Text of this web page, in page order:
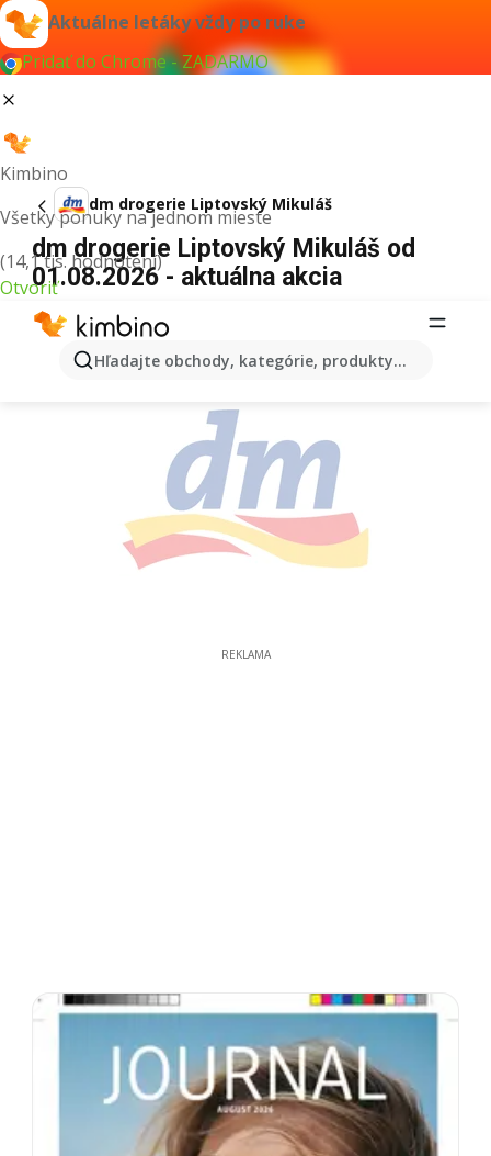
Aktuálne letáky vždy po ruke
Pridať do Chrome - ZADARMO
Kimbino
Všetky ponuky na jednom mieste
(14,1 tis. hodnotení)
Otvoriť
Hľadajte obchody, kategórie, produkty...
dm drogerie Liptovský Mikuláš
dm drogerie Liptovský Mikuláš od
01.08.2026 - aktuálna akcia
REKLAMA